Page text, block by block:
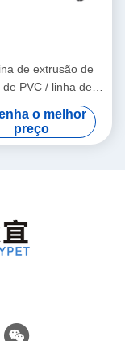
de extrusão de
de PVC / linha de
de tubos de PVC
315-630
o melhor
preço